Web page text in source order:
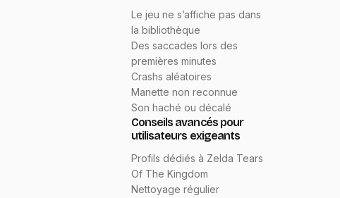
Le jeu ne s’affiche pas dans
la bibliothèque
Des saccades lors des
premières minutes
Crashs aléatoires
Manette non reconnue
Son haché ou décalé
Conseils avancés pour
utilisateurs exigeants
Profils dédiés à Zelda Tears
Of The Kingdom
Nettoyage régulier